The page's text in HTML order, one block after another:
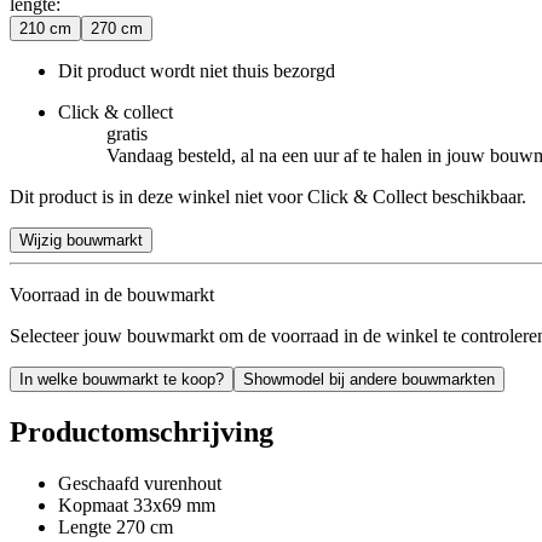
210 cm 270 cm
Dit product wordt niet thuis bezorgd
Click & collect
gratis
Vandaag besteld, al na een uur af te halen in jouw
Dit product is in deze winkel niet voor Click & Collect beschikbaar.
Wijzig bouwmarkt
Voorraad in de bouwmarkt
Selecteer jouw bouwmarkt om de voorraad in de winkel te
In welke bouwmarkt te koop? Showmodel bij andere bouwmarkten
Productomschrijving
Geschaafd vurenhout
Kopmaat 33x69 mm
Lengte 270 cm